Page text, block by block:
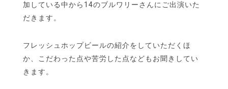
加している中から14のブルワリーさんにご出演いた
だきます。
フレッシュホップビールの紹介をしていただくほ
か、こだわった点や苦労した点などもお聞きしてい
きます。